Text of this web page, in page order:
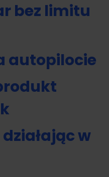
bez limitu
autopilocie
w